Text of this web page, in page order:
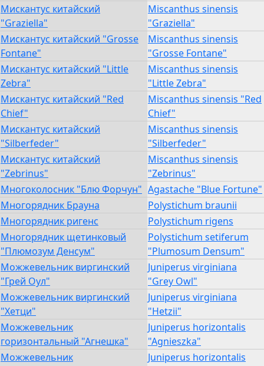
Мискантус китайский
"Graziella"
Miscanthus sinensis
"Graziella"
Мискантус китайский "Grosse
Fontane"
Miscanthus sinensis
"Grosse Fontane"
Мискантус китайский "Little
Zebra"
Miscanthus sinensis
"Little Zebra"
Мискантус китайский "Red
Chief"
Miscanthus sinensis "Red
Chief"
Мискантус китайский
"Silberfeder"
Miscanthus sinensis
"Silberfeder"
Мискантус китайский
"Zebrinus"
Miscanthus sinensis
"Zebrinus"
Многоколосник "Блю Форчун" Agastache "Blue Fortune"
Многорядник Брауна
Polystichum braunii
Многорядник ригенс
Polystichum rigens
Многорядник щетинковый
"Плюмозум Денсум"
Polystichum setiferum
"Plumosum Densum"
Можжевельник виргинский
"Грей Оул"
Juniperus virginiana
"Grey Owl"
Можжевельник виргинский
"Хетци"
Juniperus virginiana
"Hetzii"
Можжевельник
горизонтальный "Агнешка"
Juniperus horizontalis
"Agnieszka"
Можжевельник
Juniperus horizontalis